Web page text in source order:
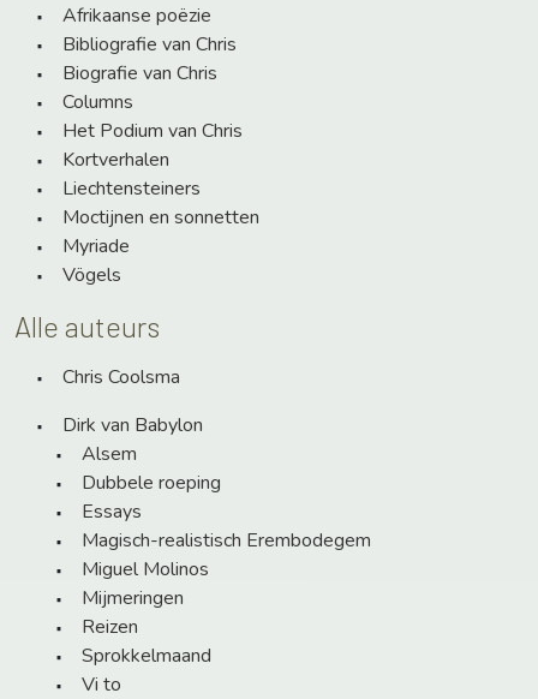
Afrikaanse poëzie
Bibliografie van Chris
Biografie van Chris
Columns
Het Podium van Chris
Kortverhalen
Liechtensteiners
Moctijnen en sonnetten
Myriade
Vögels
Alle auteurs
Chris Coolsma
Dirk van Babylon
Alsem
Dubbele roeping
Essays
Magisch-realistisch Erembodegem
Miguel Molinos
Mijmeringen
Reizen
Sprokkelmaand
Vi to